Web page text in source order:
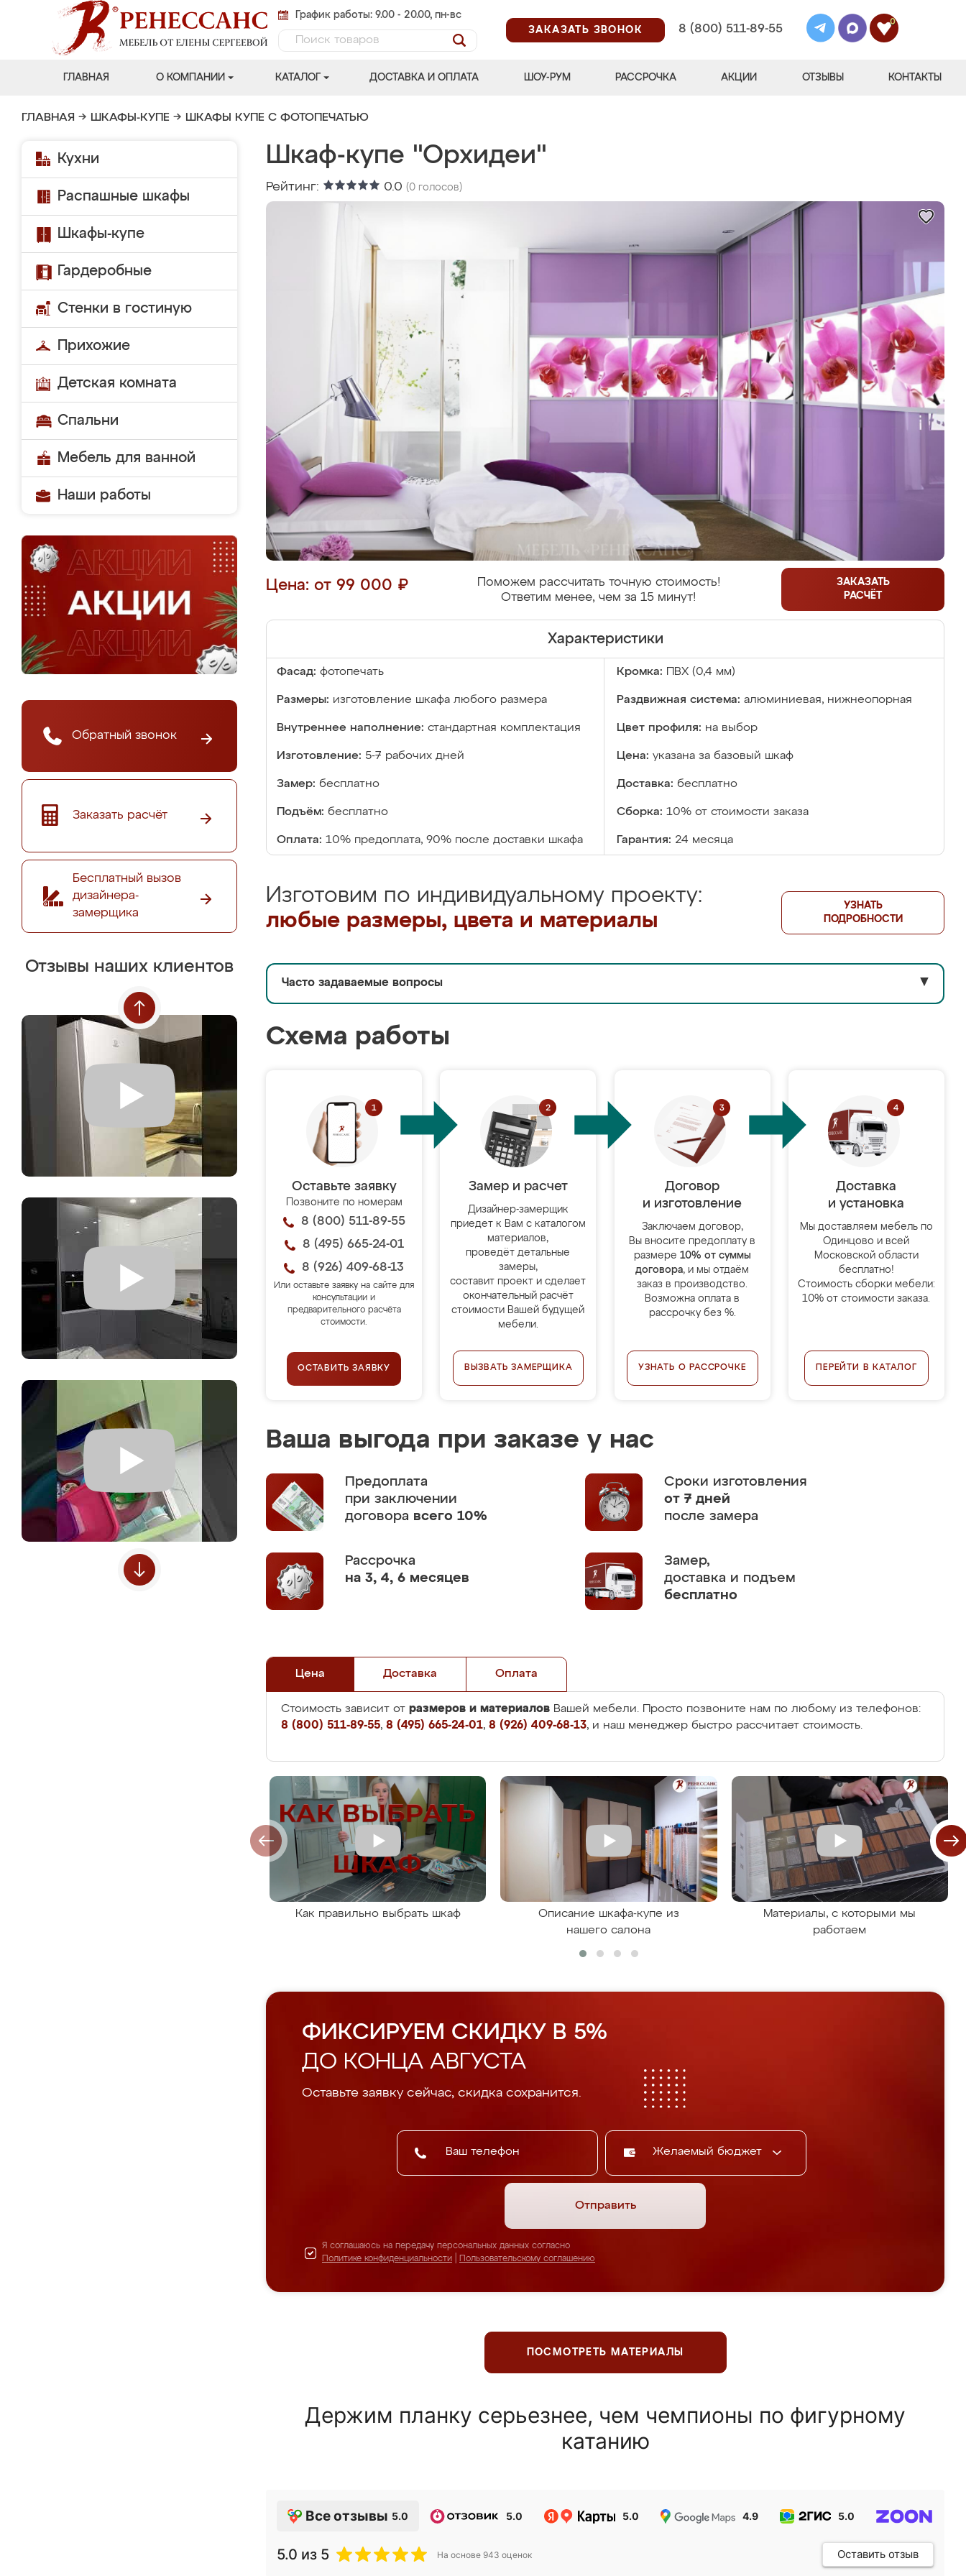
График работы: 9.00 - 20.00, пн-вс
ЗАКАЗАТЬ ЗВОНОК
8 (800) 511-89-55
0
ГЛАВНАЯ О КОМПАНИИ КАТАЛОГ ДОСТАВКА И ОПЛАТА ШОУ-РУМ РАССРОЧКА АКЦИИ ОТЗЫВЫ КОНТАКТЫ
ГЛАВНАЯ → ШКАФЫ-КУПЕ → ШКАФЫ КУПЕ С ФОТОПЕЧАТЬЮ
Кухни
Распашные шкафы
Шкафы-купе
Гардеробные
Стенки в гостиную
Прихожие
Детская комната
Спальни
Мебель для ванной
Наши работы
Обратный звонок
Заказать расчёт
Бесплатный вызов
дизайнера-
замерщика
Отзывы наших клиентов
Шкаф-купе "Орхидеи"
Рейтинг: 0.0 (0 голосов)
Цена: от 99 000 ₽
Поможем рассчитать точную стоимость!
Ответим менее, чем за 15 минут!
ЗАКАЗАТЬ
РАСЧЁТ
Характеристики
Фасад: фотопечать Кромка: ПВХ (0,4 мм)
Размеры: изготовление шкафа любого размера Раздвижная система: алюминиевая, нижнеопорная
Внутреннее наполнение: стандартная комплектация Цвет профиля: на выбор
Изготовление: 5-7 рабочих дней Цена: указана за базовый шкаф
Замер: бесплатно Доставка: бесплатно
Подъём: бесплатно Сборка: 10% от стоимости заказа
Оплата: 10% предоплата, 90% после доставки шкафа Гарантия: 24 месяца
Изготовим по индивидуальному проекту:
любые размеры, цвета и материалы
УЗНАТЬ
ПОДРОБНОСТИ
Часто задаваемые вопросы ▼
Схема работы
Оставьте заявку
Позвоните по номерам
8 (800) 511-89-55
8 (495) 665-24-01
8 (926) 409-68-13
Или оставьте заявку на сайте для
консультации и
предварительного расчёта
стоимости.
ОСТАВИТЬ ЗАЯВКУ
Замер и расчет
Дизайнер-замерщик
приедет к Вам с каталогом
материалов,
проведёт детальные
замеры,
составит проект и сделает
окончательный расчёт
стоимости Вашей будущей
мебели.
ВЫЗВАТЬ ЗАМЕРЩИКА
Договор
и изготовление
Заключаем договор,
Вы вносите предоплату в
размере 10% от суммы
договора, и мы отдаём
заказ в производство.
Возможна оплата в
рассрочку без %.
УЗНАТЬ О РАССРОЧКЕ
Доставка
и установка
Мы доставляем мебель по
Одинцово и всей
Московской области
бесплатно!
Стоимость сборки мебели:
10% от стоимости заказа.
ПЕРЕЙТИ В КАТАЛОГ
Ваша выгода при заказе у нас
Предоплата
при заключении
договора всего 10%
Сроки изготовления
от 7 дней
после замера
Рассрочка
на 3, 4, 6 месяцев
Замер,
доставка и подъем
бесплатно
Цена Доставка Оплата
Стоимость зависит от размеров и материалов Вашей мебели. Просто позвоните нам по любому из телефонов:
8 (800) 511-89-55, 8 (495) 665-24-01, 8 (926) 409-68-13, и наш менеджер быстро рассчитает стоимость.
Как правильно выбрать шкаф
Описание шкафа-купе из
нашего салона
Материалы, с которыми мы
работаем
ФИКСИРУЕМ СКИДКУ В 5%
ДО КОНЦА АВГУСТА
Оставьте заявку сейчас, скидка сохранится.
Желаемый бюджет
Отправить
Я соглашаюсь на передачу персональных данных согласно
Политике конфиденциальности
Пользовательскому соглашению
ПОСМОТРЕТЬ МАТЕРИАЛЫ
Держим планку серьезнее, чем чемпионы по фигурному
катанию
Все отзывы 5.0 5.0 5.0 4.9 5.0
5.0 из 5 На основе 943 оценок Оставить отзыв